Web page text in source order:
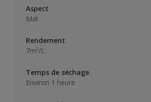
Aspect
Mat
Rendement
7m²/L
Temps de séchage
Environ 1 heure